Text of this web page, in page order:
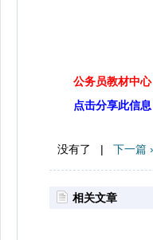
公务员教材中
点击分享此信息
没有了 | 下一篇
相关文章